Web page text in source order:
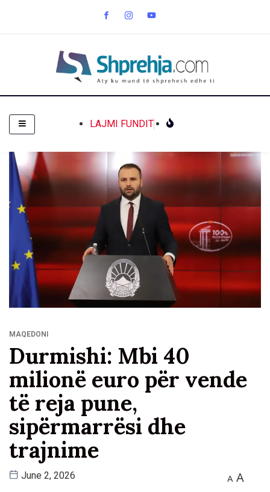
LAJMI FUNDIT
MAQEDONI
Durmishi: Mbi 40
milionë euro për vende
të reja pune,
sipërmarrësi dhe
trajnime
June 2, 2026 A A